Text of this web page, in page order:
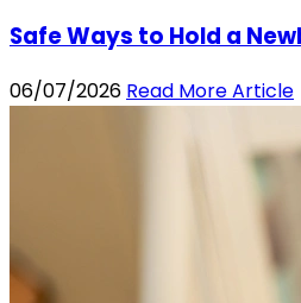
Safe Ways to Hold a
06/07/2026 Read More Article